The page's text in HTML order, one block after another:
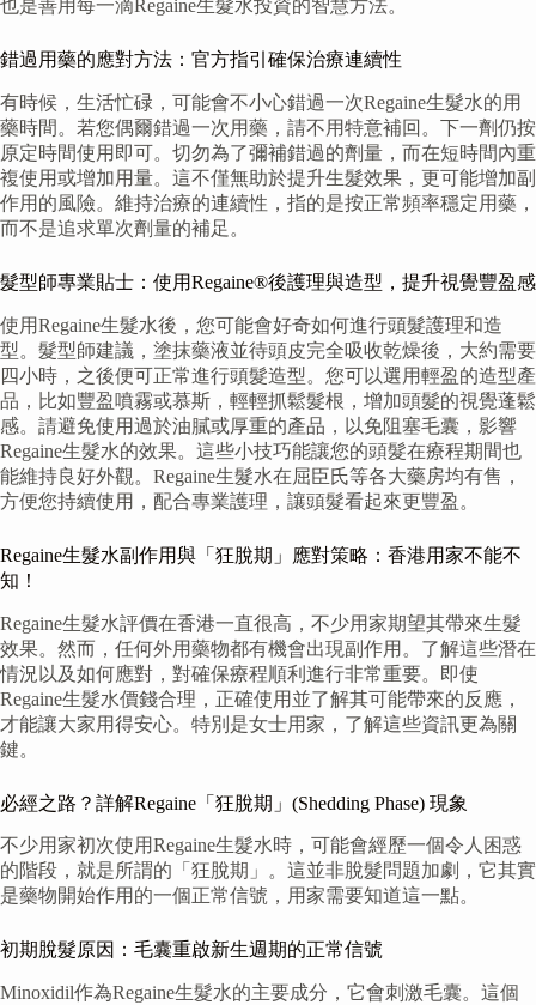
也是善用每一滴Regaine生髮水投資的智慧方法。
錯過用藥的應對方法：官方指引確保治療連續性
有時候，生活忙碌，可能會不小心錯過一次Regaine生髮水的用
藥時間。若您偶爾錯過一次用藥，請不用特意補回。下一劑仍按
原定時間使用即可。切勿為了彌補錯過的劑量，而在短時間內重
複使用或增加用量。這不僅無助於提升生髮效果，更可能增加副
作用的風險。維持治療的連續性，指的是按正常頻率穩定用藥，
而不是追求單次劑量的補足。
髮型師專業貼士：使用Regaine®後護理與造型，提升視覺豐盈感
使用Regaine生髮水後，您可能會好奇如何進行頭髮護理和造
型。髮型師建議，塗抹藥液並待頭皮完全吸收乾燥後，大約需要
四小時，之後便可正常進行頭髮造型。您可以選用輕盈的造型產
品，比如豐盈噴霧或慕斯，輕輕抓鬆髮根，增加頭髮的視覺蓬鬆
感。請避免使用過於油膩或厚重的產品，以免阻塞毛囊，影響
Regaine生髮水的效果。這些小技巧能讓您的頭髮在療程期間也
能維持良好外觀。Regaine生髮水在屈臣氏等各大藥房均有售，
方便您持續使用，配合專業護理，讓頭髮看起來更豐盈。
Regaine生髮水副作用與「狂脫期」應對策略：香港用家不能不
知！
Regaine生髮水評價在香港一直很高，不少用家期望其帶來生髮
效果。然而，任何外用藥物都有機會出現副作用。了解這些潛在
情況以及如何應對，對確保療程順利進行非常重要。即使
Regaine生髮水價錢合理，正確使用並了解其可能帶來的反應，
才能讓大家用得安心。特別是女士用家，了解這些資訊更為關
鍵。
必經之路？詳解Regaine「狂脫期」(Shedding Phase) 現象
不少用家初次使用Regaine生髮水時，可能會經歷一個令人困惑
的階段，就是所謂的「狂脫期」。這並非脫髮問題加劇，它其實
是藥物開始作用的一個正常信號，用家需要知道這一點。
初期脫髮原因：毛囊重啟新生週期的正常信號
Minoxidil作為Regaine生髮水的主要成分，它會刺激毛囊。這個